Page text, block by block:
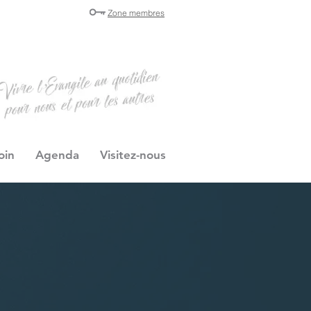
Zone membres
Agenda Visitez-nous